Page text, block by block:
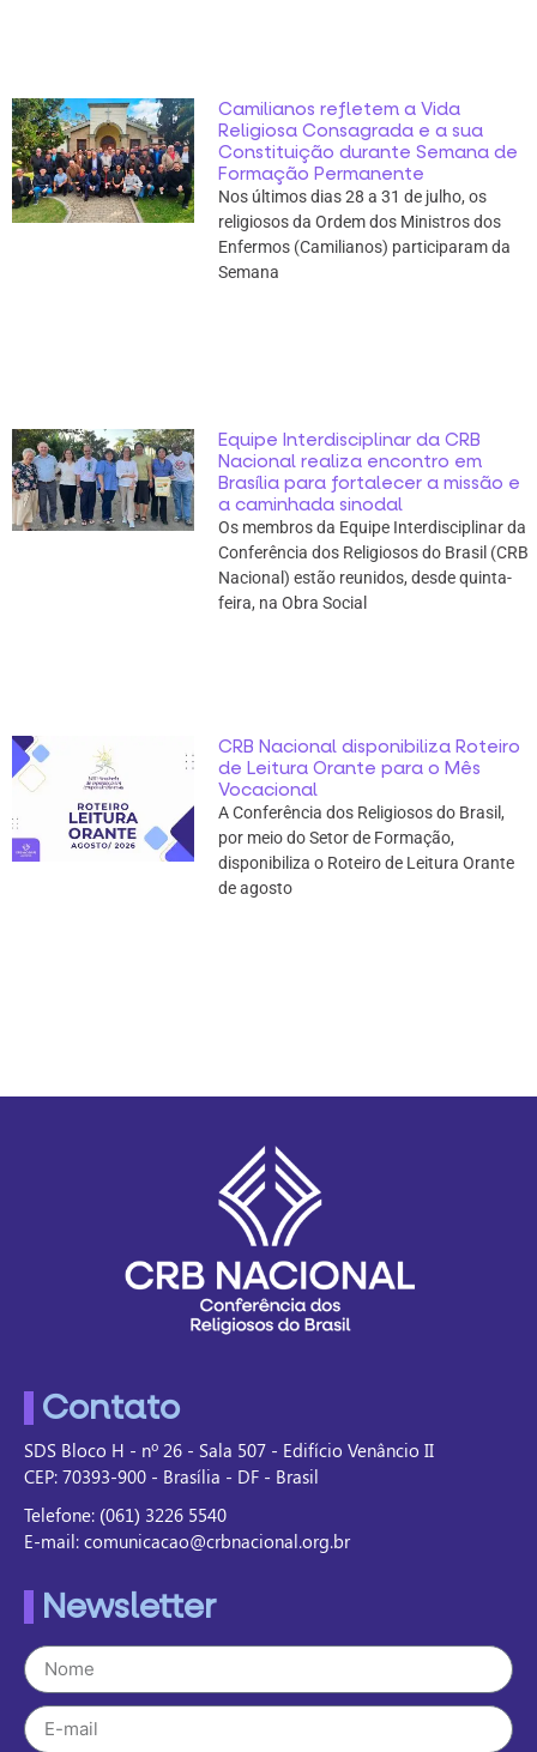
Camilianos refletem a Vida
Religiosa Consagrada e a sua
Constituição durante Semana de
Formação Permanente
Nos últimos dias 28 a 31 de julho, os
religiosos da Ordem dos Ministros dos
Enfermos (Camilianos) participaram da
Semana
Equipe Interdisciplinar da CRB
Nacional realiza encontro em
Brasília para fortalecer a missão e
a caminhada sinodal
Os membros da Equipe Interdisciplinar da
Conferência dos Religiosos do Brasil (CRB
Nacional) estão reunidos, desde quinta-
feira, na Obra Social
CRB Nacional disponibiliza Roteiro
de Leitura Orante para o Mês
Vocacional
A Conferência dos Religiosos do Brasil,
por meio do Setor de Formação,
disponibiliza o Roteiro de Leitura Orante
de agosto
Contato
SDS Bloco H - nº 26 - Sala 507 - Edifício Venâncio II
CEP: 70393-900 - Brasília - DF - Brasil
Telefone: (061) 3226 5540
E-mail: comunicacao@crbnacional.org.br
Newsletter